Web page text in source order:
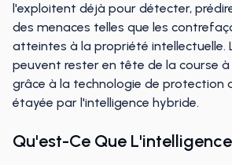
l'exploitent déjà pour détecter,
des menaces telles que les
atteintes à la propriété intellectuelle.
peuvent rester en tête de la course
grâce à la technologie de protection
étayée par l'intelligence hybride.
Qu'est-Ce Que